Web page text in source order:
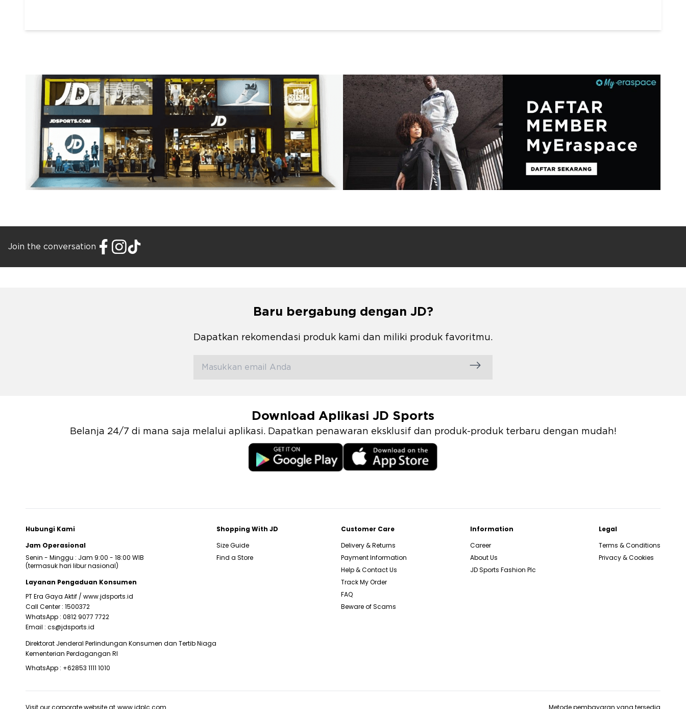
Join the conversation
Baru bergabung dengan JD?
Dapatkan rekomendasi produk kami dan miliki produk favoritmu.
Download Aplikasi JD Sports
Belanja 24/7 di mana saja melalui aplikasi. Dapatkan penawaran eksklusif dan produk-produk terbaru dengan mudah!
Hubungi Kami
Jam Operasional
Senin - Minggu : Jam 9:00 - 18:00 WIB
(termasuk hari libur nasional)
Layanan Pengaduan Konsumen
PT Era Gaya Aktif / www.jdsports.id
Call Center : 1500372
WhatsApp : 0812 9077 7722
Email : cs@jdsports.id
Direktorat Jenderal Perlindungan Konsumen dan Tertib Niaga
Kementerian Perdagangan RI
WhatsApp : +62853 1111 1010
Shopping With JD
Size Guide
Find a Store
Customer Care
Delivery & Returns
Payment Information
Help & Contact Us
Track My Order
FAQ
Beware of Scams
Information
Career
About Us
JD Sports Fashion Plc
Legal
Terms & Conditions
Privacy & Cookies
Visit our corporate website at www.jdplc.com Metode pembayaran yang tersedia